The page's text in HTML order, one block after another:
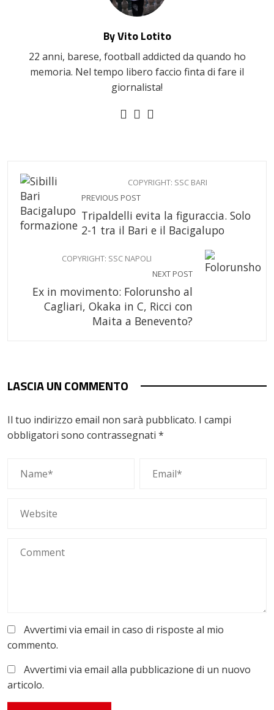
By Vito Lotito
22 anni, barese, football addicted da quando ho
memoria. Nel tempo libero faccio finta di fare il
giornalista!
COPYRIGHT: SSC BARI
PREVIOUS POST
Tripaldelli evita la figuraccia. Solo
2-1 tra il Bari e il Bacigalupo
COPYRIGHT: SSC NAPOLI
NEXT POST
Ex in movimento: Folorunsho al
Cagliari, Okaka in C, Ricci con
Maita a Benevento?
LASCIA UN COMMENTO
Il tuo indirizzo email non sarà pubblicato. I campi
obbligatori sono contrassegnati *
Avvertimi via email in caso di risposte al mio
commento.
Avvertimi via email alla pubblicazione di un nuovo
articolo.